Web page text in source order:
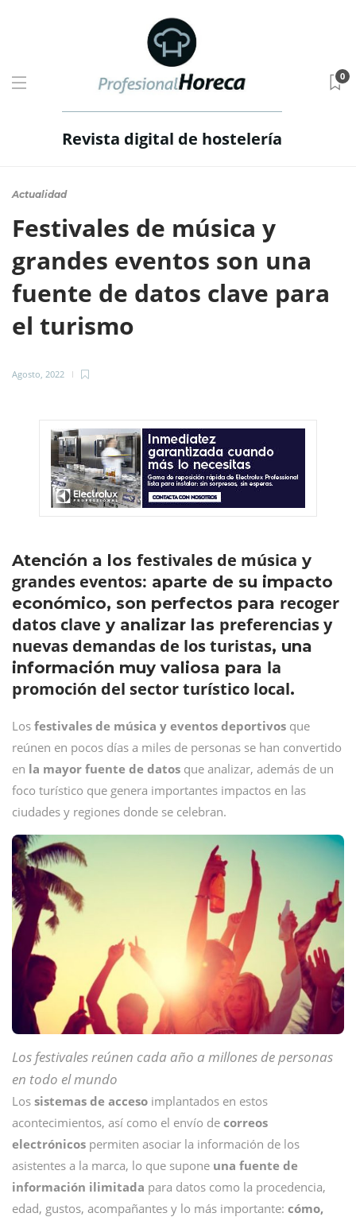
Revista digital de hostelería
0
Actualidad
Festivales de música y
grandes eventos son una
fuente de datos clave para
el turismo
Agosto, 2022
Atención a los festivales de música y
grandes eventos: aparte de su impacto
económico, son perfectos para recoger
datos clave y analizar las preferencias y
nuevas demandas de los turistas, una
información muy valiosa para la
promoción del sector turístico local.
Los festivales de música y eventos deportivos que
reúnen en pocos días a miles de personas se han convertido
en la mayor fuente de datos que analizar, además de un
foco turístico que genera importantes impactos en las
ciudades y regiones donde se celebran.
Los festivales reúnen cada año a millones de personas
en todo el mundo
Los sistemas de acceso implantados en estos
acontecimientos, así como el envío de correos
electrónicos permiten asociar la información de los
asistentes a la marca, lo que supone una fuente de
información ilimitada para datos como la procedencia,
edad, gustos, acompañantes y lo más importante: cómo,